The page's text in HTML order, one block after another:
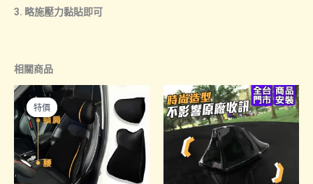
3. 略施壓力黏貼即可
相關商品
特價
特價